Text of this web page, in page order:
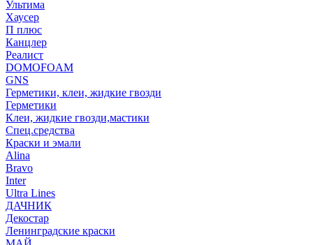
Ультима
Хаусер
П плюс
Канцлер
Реалист
DOMOFOAM
GNS
Герметики, клеи, жидкие гвозди
Герметики
Клеи, жидкие гвозди,мастики
Спец.средства
Краски и эмали
Alina
Bravo
Inter
Ultra Lines
ДАЧНИК
Декостар
Ленинградские краски